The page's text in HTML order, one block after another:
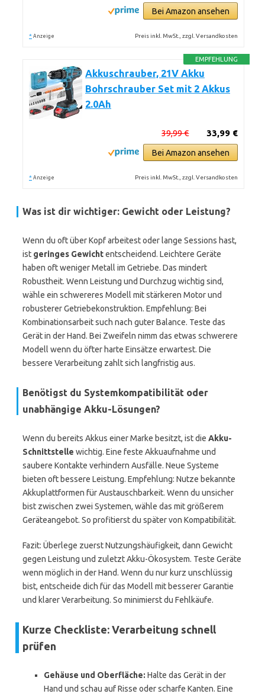
Bei Amazon ansehen
* Anzeige Preis inkl. MwSt., zzgl. Versandkosten
EMPFEHLUNG
Akkuschrauber, 21V Akku
Bohrschrauber Set mit 2 Akkus
2.0Ah
33,99 €
39,99 €
Bei Amazon ansehen
* Anzeige Preis inkl. MwSt., zzgl. Versandkosten
Was ist dir wichtiger: Gewicht oder Leistung?
Wenn du oft über Kopf arbeitest oder lange Sessions hast,
ist geringes Gewichtentscheidend. Leichtere Geräte
haben oft weniger Metall im Getriebe. Das mindert
Robustheit. Wenn Leistung und Durchzug wichtig sind,
wähle ein schwereres Modell mit stärkeren Motor und
robusterer Getriebekonstruktion. Empfehlung: Bei
Kombinationsarbeit such nach guter Balance. Teste das
Gerät in der Hand. Bei Zweifeln nimm das etwas schwerere
Modell wenn du öfter harte Einsätze erwartest. Die
bessere Verarbeitung zahlt sich langfristig aus.
Benötigst du Systemkompatibilität oder
unabhängige Akku-Lösungen?
Wenn du bereits Akkus einer Marke besitzt, ist die Akku-
Schnittstelle wichtig. Eine feste Akkuaufnahme und
saubere Kontakte verhindern Ausfälle. Neue Systeme
bieten oft bessere Leistung. Empfehlung: Nutze bekannte
Akkuplattformen für Austauschbarkeit. Wenn du unsicher
bist zwischen zwei Systemen, wähle das mit größerem
Geräteangebot. So profitierst du später von Kompatibilität.
Fazit: Überlege zuerst Nutzungshäufigkeit, dann Gewicht
gegen Leistung und zuletzt Akku-Ökosystem. Teste Geräte
wenn möglich in der Hand. Wenn du nur kurz unschlüssig
bist, entscheide dich für das Modell mit besserer Garantie
und klarer Verarbeitung. So minimierst du Fehlkäufe.
Kurze Checkliste: Verarbeitung schnell
prüfen
Gehäuse und Oberfläche: Halte das Gerät in der
Hand und schau auf Risse oder scharfe Kanten. Eine